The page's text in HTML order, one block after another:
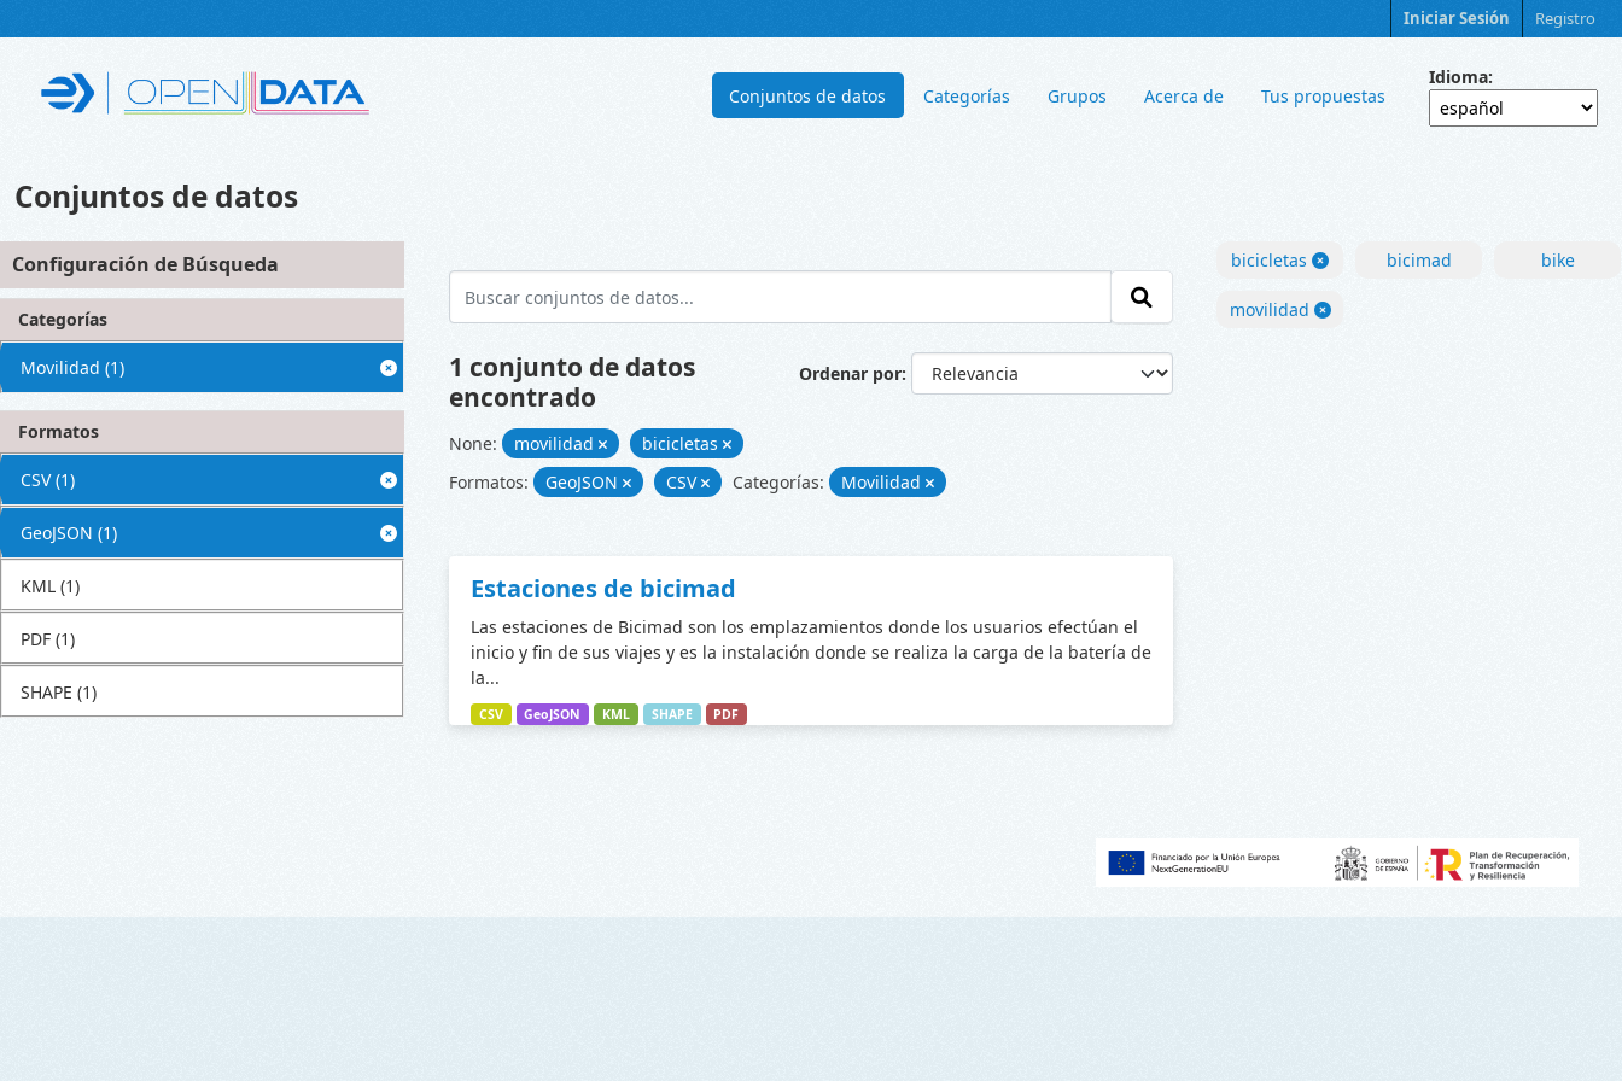
Iniciar Sesión Registro
Conjuntos de datos Categorías Grupos Acerca de Tus propuestas
Idioma
Conjuntos de datos
Configuración de Búsqueda
Categorías
Movilidad (1)
Formatos
CSV (1)
GeoJSON (1)
KML (1)
PDF (1)
SHAPE (1)
Ordenar por
1 conjunto de datos
encontrado
None: movilidad
bicicletas
Formatos:
GeoJSON CSV Categorías: Movilidad
Estaciones de bicimad
Las estaciones de Bicimad son los emplazamientos donde los usuarios efectúan el
inicio y fin de sus viajes y es la instalación donde se realiza la carga de la batería de
la...
CSV GeoJSON KML SHAPE PDF
bicicletas bicimad bike
movilidad